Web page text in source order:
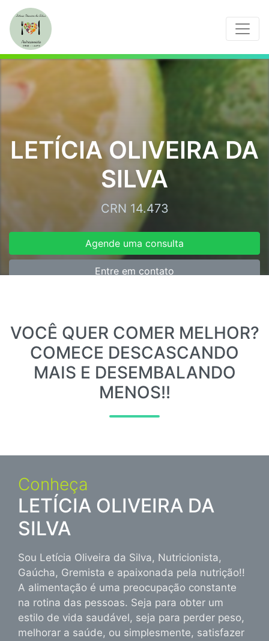
LETÍCIA OLIVEIRA DA
SILVA
CRN 14.473
Agende uma consulta
Entre em contato
VOCÊ QUER COMER MELHOR?
COMECE DESCASCANDO
MAIS E DESEMBALANDO
MENOS!!
Conheça
LETÍCIA OLIVEIRA DA
SILVA
Sou Letícia Oliveira da Silva, Nutricionista,
Gaúcha, Gremista e apaixonada pela nutrição!!
A alimentação é uma preocupação constante
na rotina das pessoas. Seja para obter um
estilo de vida saudável, seja para perder peso,
melhorar a saúde, ou simplesmente, satisfazer